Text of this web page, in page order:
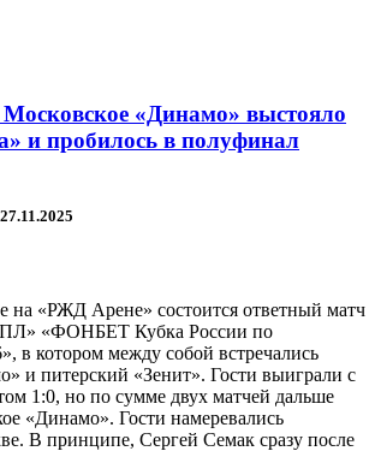
«Динамо» выстояло
и пробилось в полуфинал
на «РЖД Арене» состоится ответный матч
«ФОНБЕТ Кубка России по
в котором между собой встречались
и питерский «Зенит». Гости выиграли с
1:0, но по сумме двух матчей дальше
«Динамо». Гости намеревались
В принципе, Сергей Семак сразу после